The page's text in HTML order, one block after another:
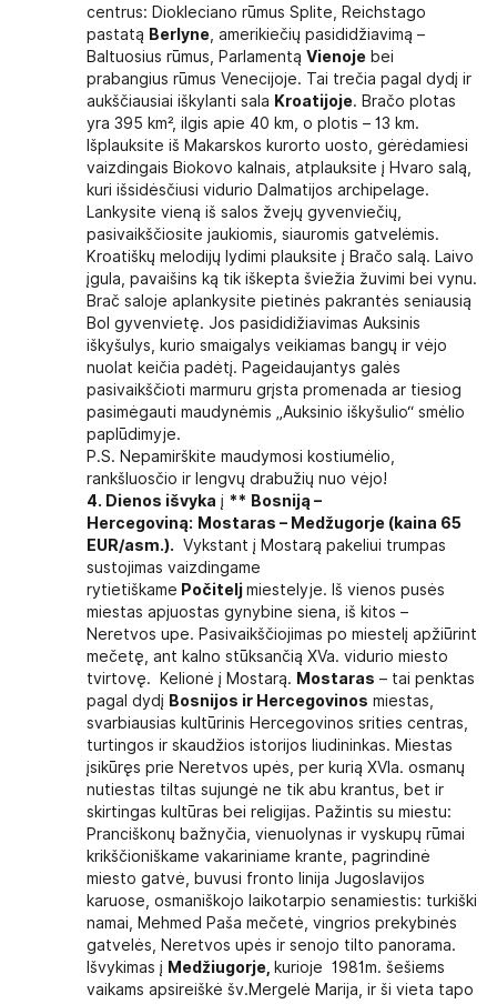
centrus: Diokleciano rūmus Splite, Reichstago
pastatą Berlyne , amerikiečių pasididžiavimą –
Baltuosius rūmus, Parlamentą Vienoje bei
prabangius rūmus Venecijoje. Tai trečia pagal dydį ir
aukščiausiai iškylanti sala Kroatijoje. Bračo plotas
yra 395 km², ilgis apie 40 km, o plotis – 13 km.
Išplauksite iš Makarskos kurorto uosto, gėrėdamiesi
vaizdingais Biokovo kalnais, atplauksite į Hvaro salą,
kuri išsidėsčiusi vidurio Dalmatijos archipelage.
Lankysite vieną iš salos žvejų gyvenviečių,
pasivaikščiosite jaukiomis, siauromis gatvelėmis.
Kroatiškų melodijų lydimi plauksite į Bračo salą. Laivo
įgula, pavaišins ką tik iškepta šviežia žuvimi bei vynu.
Brač saloje aplankysite pietinės pakrantės seniausią
Bol gyvenvietę. Jos pasididižiavimas Auksinis
iškyšulys, kurio smaigalys veikiamas bangų ir vėjo
nuolat keičia padėtį. Pageidaujantys galės
pasivaikščioti marmuru grįsta promenada ar tiesiog
pasimėgauti maudynėmis „Auksinio iškyšulio“ smėlio
paplūdimyje.
P.S. Nepamirškite maudymosi kostiumėlio,
rankšluosčio ir lengvų drabužių nuo vėjo!
4. Dienos išvyka į ** Bosniją –
Hercegoviną: Mostaras – Medžugorje (kaina 65
EUR/asm.). Vykstant į Mostarą pakeliui trumpas
sustojimas vaizdingame
rytietiškame Počiteljmiestelyje. Iš vienos pusės
miestas apjuostas gynybine siena, iš kitos –
Neretvos upe. Pasivaikščiojimas po miestelį apžiūrint
mečetę, ant kalno stūksančią XVa. vidurio miesto
tvirtovę. Kelionė į Mostarą. Mostaras – tai penktas
pagal dydį Bosnijos ir Hercegovinos miestas,
svarbiausias kultūrinis Hercegovinos srities centras,
turtingos ir skaudžios istorijos liudininkas. Miestas
įsikūręs prie Neretvos upės, per kurią XVIa. osmanų
nutiestas tiltas sujungė ne tik abu krantus, bet ir
skirtingas kultūras bei religijas. Pažintis su miestu:
Pranciškonų bažnyčia, vienuolynas ir vyskupų rūmai
krikščioniškame vakariniame krante, pagrindinė
miesto gatvė, buvusi fronto linija Jugoslavijos
karuose, osmaniškojo laikotarpio senamiestis: turkiški
namai, Mehmed Paša mečetė, vingrios prekybinės
gatvelės, Neretvos upės ir senojo tilto panorama.
Išvykimas į Medžiugorje, kurioje 1981m. šešiems
vaikams apsireiškė šv.Mergelė Marija, ir ši vieta tapo